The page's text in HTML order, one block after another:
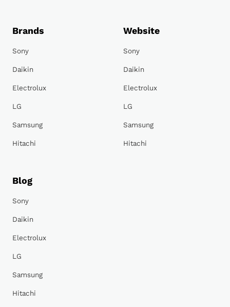
Brands
Sony
Daikin
Electrolux
LG
Samsung
Hitachi
Website
Sony
Daikin
Electrolux
LG
Samsung
Hitachi
Blog
Sony
Daikin
Electrolux
LG
Samsung
Hitachi